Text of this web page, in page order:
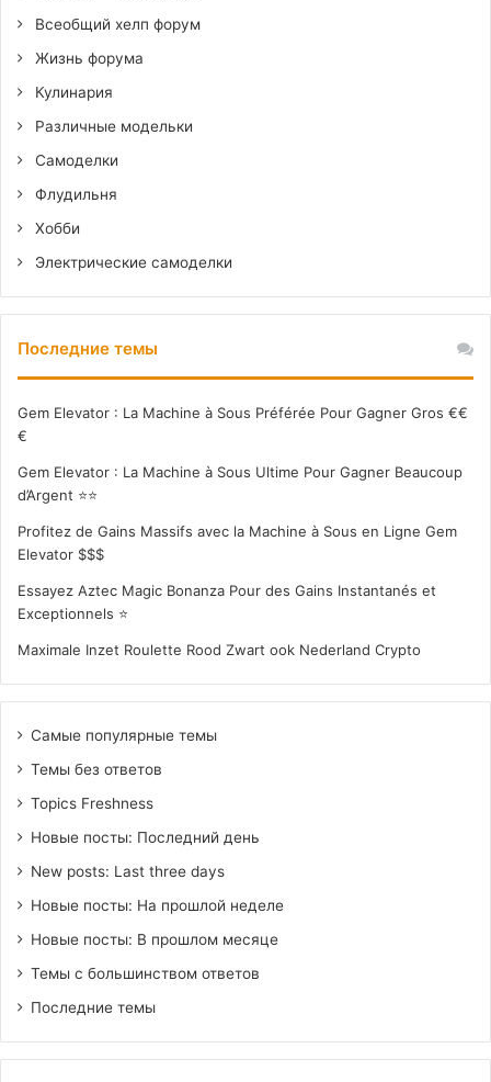
Всеобщий хелп форум
Жизнь форума
Кулинария
Различные модельки
Самоделки
Флудильня
Хобби
Электрические самоделки
Последние темы
Gem Elevator : La Machine à Sous Préférée Pour Gagner Gros €€
€
Gem Elevator : La Machine à Sous Ultime Pour Gagner Beaucoup
d’Argent ⭐⭐
Profitez de Gains Massifs avec la Machine à Sous en Ligne Gem
Elevator $$$
Essayez Aztec Magic Bonanza Pour des Gains Instantanés et
Exceptionnels ⭐
Maximale Inzet Roulette Rood Zwart ook Nederland Crypto
Самые популярные темы
Темы без ответов
Topics Freshness
Новые посты: Последний день
New posts: Last three days
Новые посты: На прошлой неделе
Новые посты: В прошлом месяце
Темы с большинством ответов
Последние темы